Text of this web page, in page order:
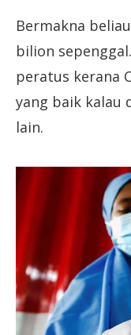
Bermakna
bilion
peratus kerana
yang baik kalau
lain.